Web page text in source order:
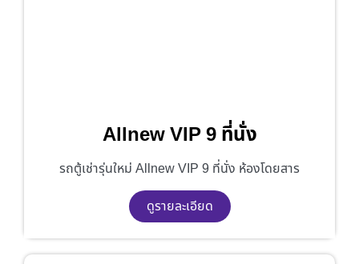
Allnew VIP 9 ที่นั่ง
รถตู้เช่ารุ่นใหม่ Allnew VIP 9 ที่นั่ง ห้องโดยสาร
ดูรายละเอียด